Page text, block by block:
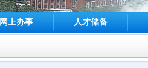
网上办事 人才储备